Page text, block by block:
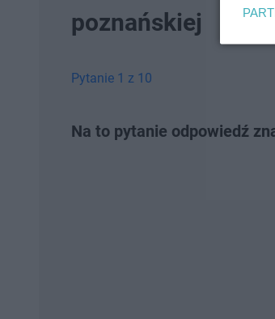
poznańskiej
Pytanie 1 z 10
Na to pytanie odpowiedź